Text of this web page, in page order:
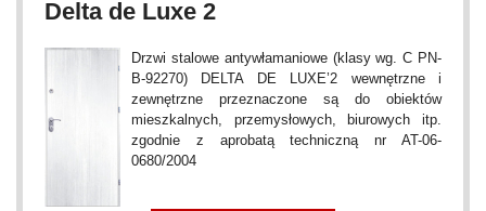
Delta de Luxe 2
Drzwi stalowe antywłamaniowe (klasy wg. C PN-
B-92270) DELTA DE LUXE’2 wewnętrzne i
zewnętrzne przeznaczone są do obiektów
mieszkalnych, przemysłowych, biurowych itp.
zgodnie z aprobatą techniczną nr AT-06-
0680/2004